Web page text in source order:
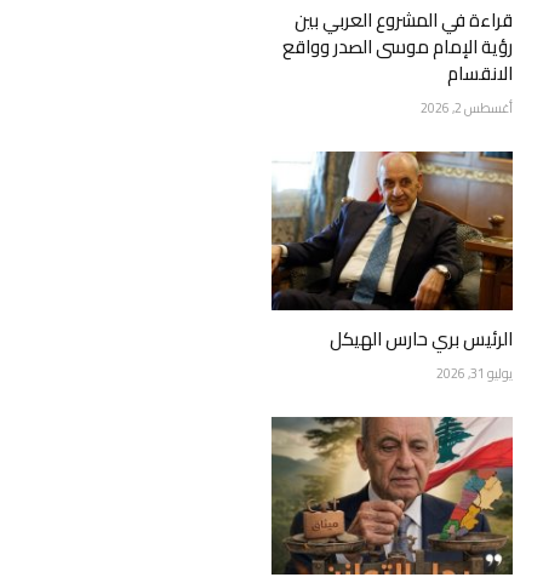
قراءة في المشروع العربي بين
رؤية الإمام موسى الصدر وواقع
الانقسام
أغسطس 2, 2026
الرئيس بري حارس الهيكل
يوليو 31, 2026